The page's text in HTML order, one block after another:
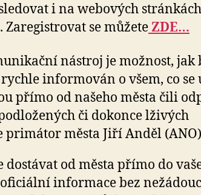
i na webových
se můžeteZDE…
nástroj je možnost, jak
informován o všem, co se
přímo od našeho města čili
či dokonce lživých
primátor města Jiří Anděl
od města přímo do
informace bez